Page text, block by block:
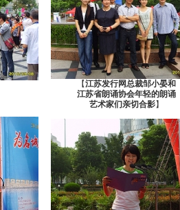
【江苏发行网总裁邹小晏和
江苏省朗诵协会年轻的朗诵
艺术家们亲切合影】